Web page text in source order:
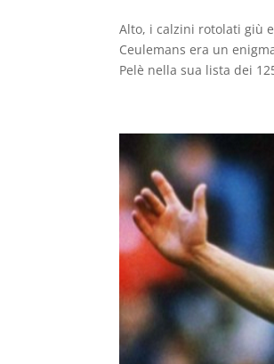
Alto, i calzini rotolati giù
Ceulemans era un
Pelè nella sua lista dei